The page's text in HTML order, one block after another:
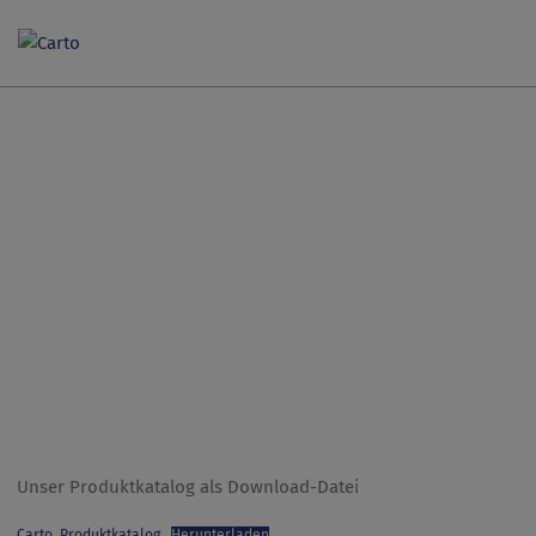
Unser Produktkatalog als Download-Datei